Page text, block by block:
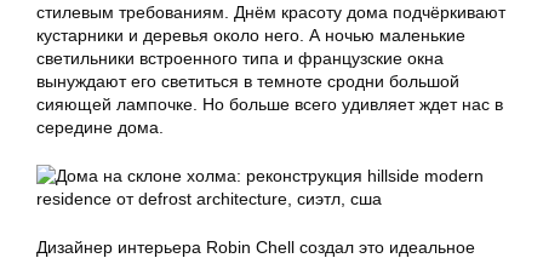
стилевым требованиям. Днём красоту дома подчёркивают
кустарники и деревья около него. А ночью маленькие
светильники встроенного типа и французские окна
вынуждают его светиться в темноте сродни большой
сияющей лампочке. Но больше всего удивляет ждет нас в
середине дома.
Дизайнер интерьера Robin Chell создал это идеальное